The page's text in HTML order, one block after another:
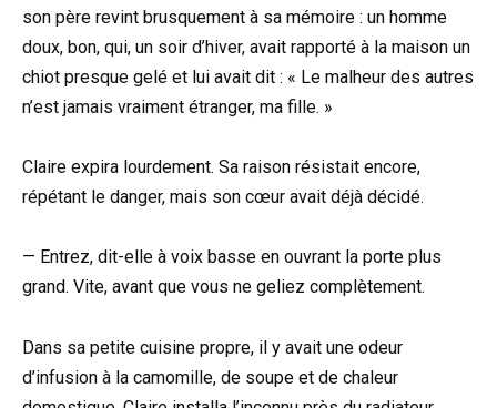
son père revint brusquement à sa mémoire : un homme
doux, bon, qui, un soir d’hiver, avait rapporté à la maison un
chiot presque gelé et lui avait dit : « Le malheur des autres
n’est jamais vraiment étranger, ma fille. »
Claire expira lourdement. Sa raison résistait encore,
répétant le danger, mais son cœur avait déjà décidé.
— Entrez, dit-elle à voix basse en ouvrant la porte plus
grand. Vite, avant que vous ne geliez complètement.
Dans sa petite cuisine propre, il y avait une odeur
d’infusion à la camomille, de soupe et de chaleur